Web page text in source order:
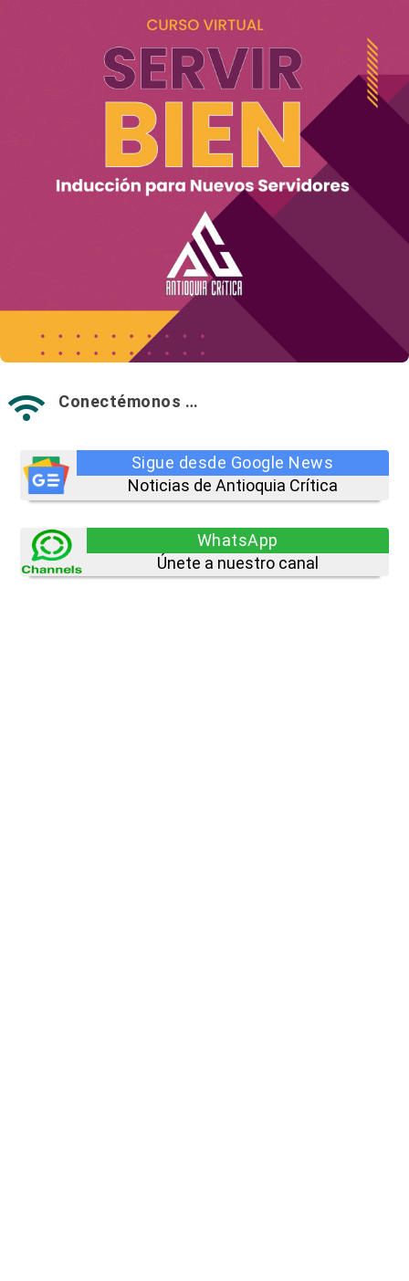
 Conectémonos …
Sigue desde Google News
Noticias de Antioquia Crítica
WhatsApp
Únete a nuestro canal